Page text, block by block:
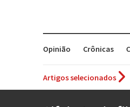
Opinião Crônicas
Artigos selecionados